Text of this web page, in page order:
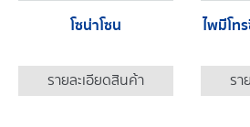
โซน่าโซน
รายละเอียดสินค้า
ไพมีโท
รา